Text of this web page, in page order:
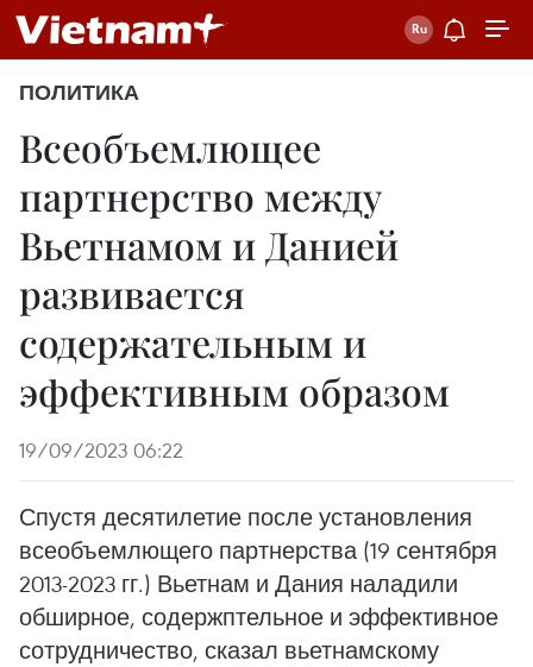
ПОЛИТИКА
Всеобъемлющее
партнерство между
Вьетнамом и Данией
развивается
содержательным и
эффективным образом
19/09/2023 06:22
Спустя десятилетие после установления
всеобъемлющего партнерства (19 сентября
2013-2023 гг.) Вьетнам и Дания наладили
обширное, содержптельное и эффективное
сотрудничество, сказал вьетнамскому